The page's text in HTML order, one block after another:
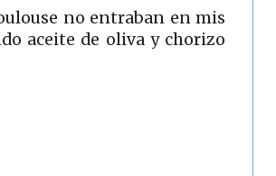
no entraban en mis
aceite de oliva y chorizo